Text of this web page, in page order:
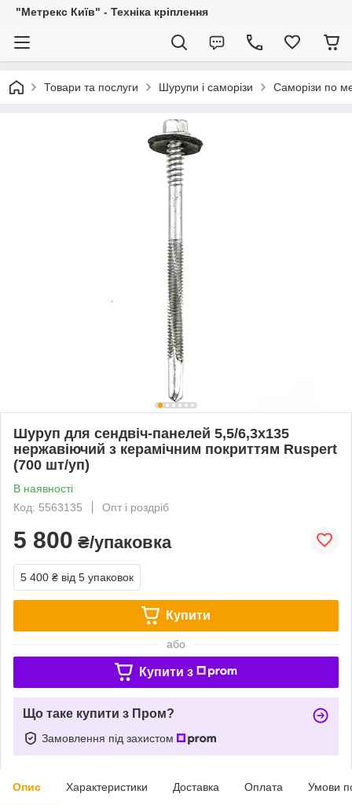
"Метрекс Київ" - Техніка кріплення
Товари та послуги Шурупи і саморізи Саморізи по
Шуруп для сендвіч-панелей 5,5/6,3х135
нержавіючий з керамічним покриттям Ruspert
(700 шт/уп)
В наявності
Код: 5563135
Опт і роздріб
5 800 ₴/упаковка
5 400 ₴ від 5 упаковок
Купити
або
Купити з
Що таке купити з Пром?
Замовлення під захистом
Опис Характеристики Доставка Оплата Умови